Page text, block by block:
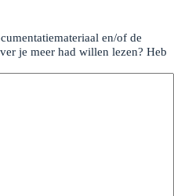
en/of de
je meer had willen lezen? Heb